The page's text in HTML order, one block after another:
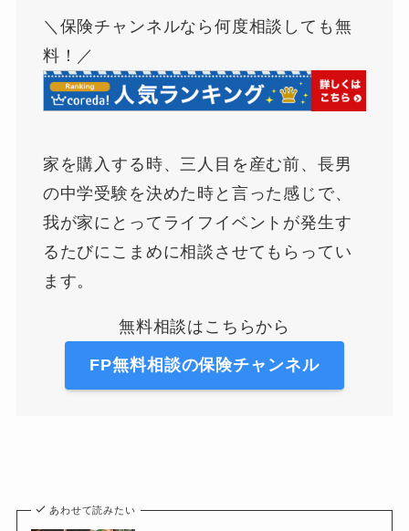
＼保険チャンネルなら何度相談しても無
料！／
家を購入する時、三人目を産む前、長男
の中学受験を決めた時と言った感じで、
我が家にとってライフイベントが発生す
るたびにこまめに相談させてもらってい
ます。
無料相談はこちらから
FP無料相談の保険チャンネル
あわせて読みたい